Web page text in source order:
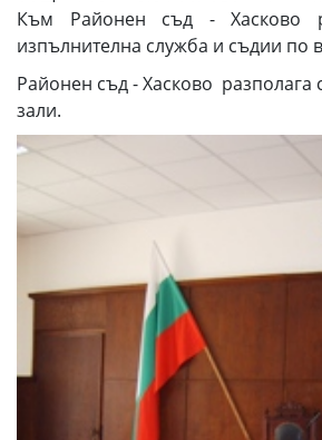
Към Районен съд - Хасково
изпълнителна служба и съдии по
Районен съд - Хасково разполага
зали.